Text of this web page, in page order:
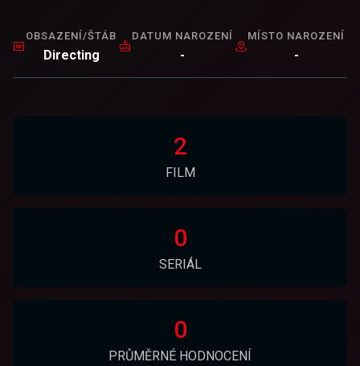
OBSAZENÍ/ŠTÁB
Directing
DATUM NAROZENÍ
-
MÍSTO NAROZENÍ
-
2
FILM
0
SERIÁL
0
PRŮMĚRNÉ HODNOCENÍ